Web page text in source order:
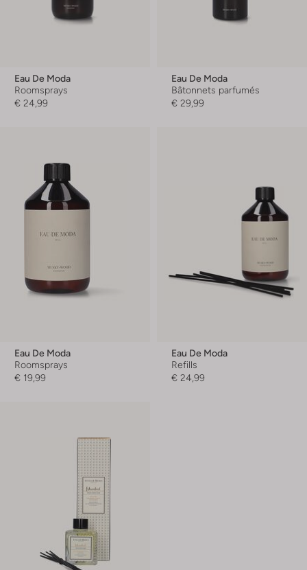
Eau De Moda
Roomsprays
€ 24,99
Eau De Moda
Bâtonnets parfumés
€ 29,99
Eau De Moda
Roomsprays
€ 19,99
Eau De Moda
Refills
€ 24,99